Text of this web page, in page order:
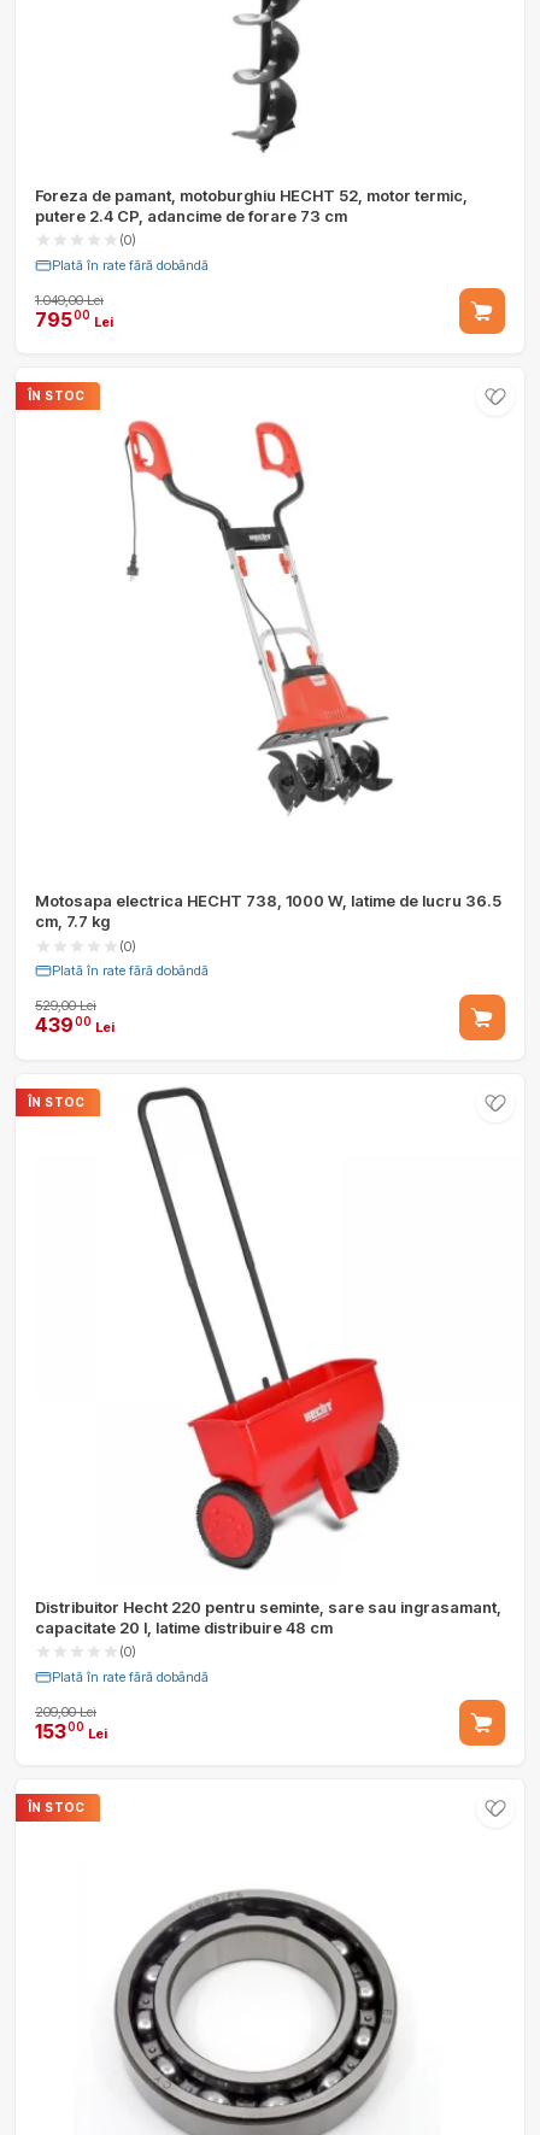
Foreza de pamant, motoburghiu HECHT 52, motor termic,
putere 2.4 CP, adancime de forare 73 cm
(0)
Plată în rate fără dobândă
1.049,00 Lei
79500 Lei
ÎN STOC
Motosapa electrica HECHT 738, 1000 W, latime de lucru 36.5
cm, 7.7 kg
(0)
Plată în rate fără dobândă
529,00 Lei
43900 Lei
ÎN STOC
Distribuitor Hecht 220 pentru seminte, sare sau ingrasamant,
capacitate 20 l, latime distribuire 48 cm
(0)
Plată în rate fără dobândă
209,00 Lei
15300 Lei
ÎN STOC